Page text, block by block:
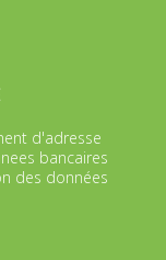
d'adresse
bancaires
des données